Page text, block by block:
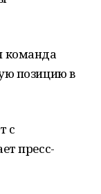
команда
позицию в
с
пресс-